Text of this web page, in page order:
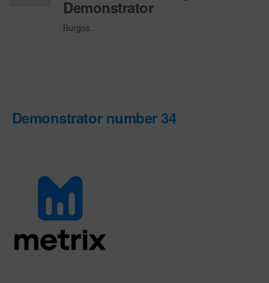
Demonstrator
Burgos.
Demonstrator number 34